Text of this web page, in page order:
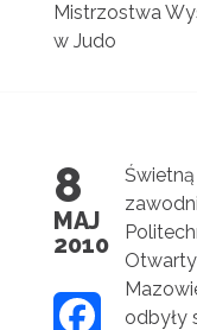
Mistrzostwa
w Judo
8
MAJ
2010
odbyły